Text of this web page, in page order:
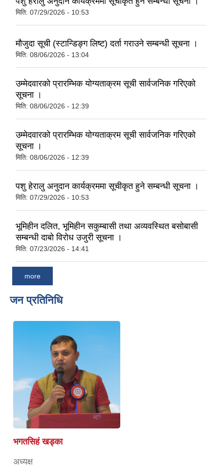
मिति: 07/29/2026 - 10:53
मौजुदा सूची (स्टान्डिङ्ग लिष्ट) दर्ता गराउने सम्बन्धी सूचना ।
मिति: 08/06/2026 - 13:04
उम्मेदवारको प्रारम्भिक योग्यताक्रम सूची सार्वजनिक गरिएको
सूचना ।
मिति: 08/06/2026 - 12:39
उम्मेदवारको प्रारम्भिक योग्यताक्रम सूची सार्वजनिक गरिएको
सूचना ।
मिति: 08/06/2026 - 12:39
पशु हेरालु अनुदान कार्यक्रममा सूचीकृत हुने सम्बन्धी सूचना ।
मिति: 07/29/2026 - 10:53
भूमिहीन दलित, भूमिहीन सकुम्बासी तथा अव्यवस्थित बसोबासी
सम्बन्धी दाबो विरोध उजुरी सूचना ।
मिति: 07/23/2026 - 14:41
more
जन प्रतिनिधि
भगतसिहं खड्का
अध्यक्ष